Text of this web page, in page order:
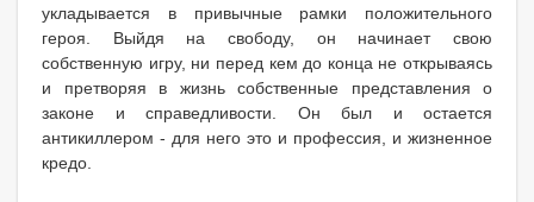
укладывается в привычные рамки положительного
героя. Выйдя на свободу, он начинает свою
собственную игру, ни перед кем до конца не открываясь
и претворяя в жизнь собственные представления о
законе и справедливости. Он был и остается
антикиллером - для него это и профессия, и жизненное
кредо.